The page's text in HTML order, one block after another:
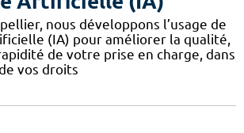
nous développons l’usage de
(IA) pour améliorer la qualité,
de votre prise en charge, dans
vos droits